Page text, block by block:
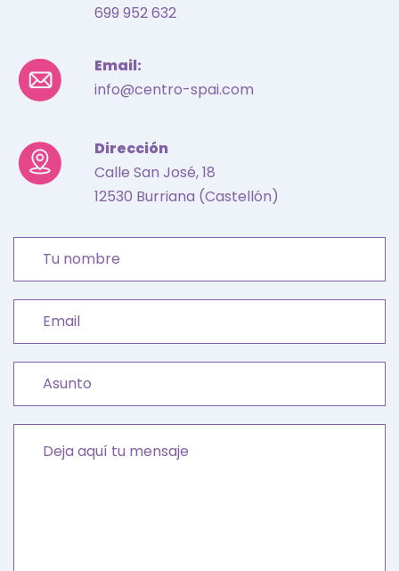
699 952 632
Email:
info@centro-spai.com
Dirección
Calle San José, 18
12530 Burriana (Castellón)